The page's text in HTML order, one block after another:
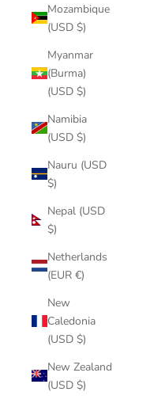
Mozambique
(USD $)
Myanmar
(Burma)
(USD $)
Namibia
(USD $)
Nauru (USD
$)
Nepal (USD
$)
Netherlands
(EUR €)
New
Caledonia
(USD $)
New Zealand
(USD $)